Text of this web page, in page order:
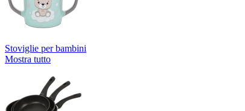
Stoviglie per bambini
Mostra tutto